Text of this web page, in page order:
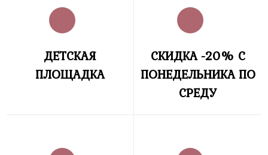
ДЕТСКАЯ
ПЛОЩАДКА
СКИДКА -20% С
ПОНЕДЕЛЬНИКА ПО
СРЕДУ